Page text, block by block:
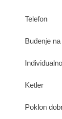
Telefon
Buđenje
Ketler
Poklon